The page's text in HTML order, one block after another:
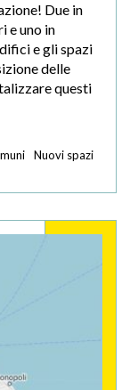
Due in
e uno in
e gli spazi
delle
questi
Nuovi spazi